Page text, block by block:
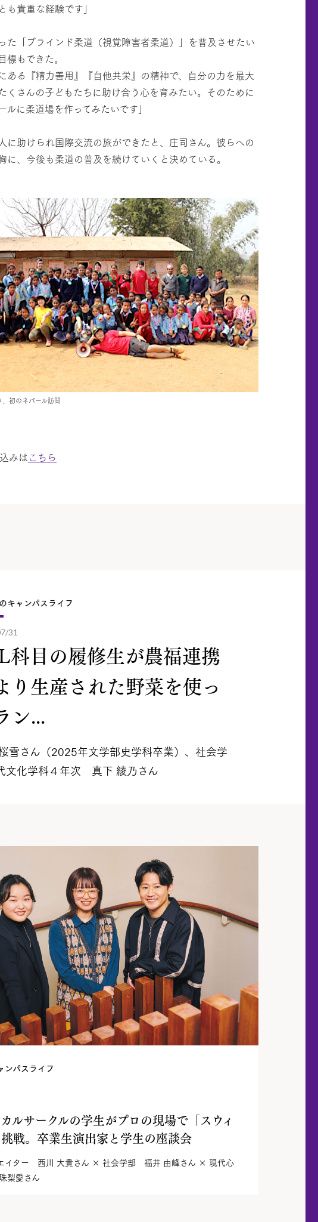
も貴重な経験です」
た「ブラインド柔道（視覚障害者柔道）」を普及させたい
標もできた。
ある『精力善用』『自他共栄』の精神で、自分の力を最大
くさんの子どもたちに助け合う心を育みたい。そのために
ルに柔道場を作ってみたいです」
に助けられ国際交流の旅ができたと、庄司さん。彼らへの
に、今後も柔道の普及を続けていくと決めている。
初のネパール訪問
みはこちら
キャンパスライフ
31
科目の履修生が農福連携
り生産された野菜を使っ
ン...
雪さん（2025年文学部史学科卒業）、社会学
文化学科４年次 真下 綾乃さん
ンパスライフ
ルサークルの学生がプロの現場で「スウィ
戦。 卒業生演出家と学生の座談会
イター 西川 大貴さん × 社会学部 福井 由峰さん × 現代心
梨愛さん